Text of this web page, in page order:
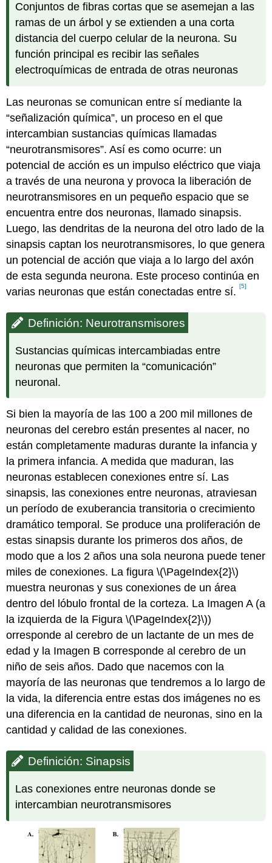
Conjuntos de fibras cortas que se asemejan a las
ramas de un árbol y se extienden a una corta
distancia del cuerpo celular de la neurona. Su
función principal es recibir las señales
electroquímicas de entrada de otras neuronas
Las neuronas se comunican entre sí mediante la
“señalización química”, un proceso en el que
intercambian sustancias químicas llamadas
“neurotransmisores”. Así es como ocurre: un
potencial de acción es un impulso eléctrico que viaja
a través de una neurona y provoca la liberación de
neurotransmisores en un pequeño espacio que se
encuentra entre dos neuronas, llamado sinapsis.
Luego, las dendritas de la neurona del otro lado de la
sinapsis captan los neurotransmisores, lo que genera
un potencial de acción que viaja a lo largo del axón
de esta segunda neurona. Este proceso continúa en
varias neuronas que están conectadas entre sí.[5]
Definición: Neurotransmisores
Sustancias químicas intercambiadas entre
neuronas que permiten la “comunicación”
neuronal.
Si bien la mayoría de las 100 a 200 mil millones de
neuronas del cerebro están presentes al nacer, no
están completamente maduras durante la infancia y
la primera infancia. A medida que maduran, las
neuronas establecen conexiones entre sí. Las
sinapsis, las conexiones entre neuronas, atraviesan
un período de exuberancia transitoria o crecimiento
dramático temporal. Se produce una proliferación de
estas sinapsis durante los primeros dos años, de
modo que a los 2 años una sola neurona puede tener
miles de conexiones. La figura \(\PageIndex{2}\)
muestra neuronas y sus conexiones de un área
dentro del lóbulo frontal de la corteza. La Imagen A (a
la izquierda de la Figura \(\PageIndex{2}\))
orresponde al cerebro de un lactante de un mes de
edad y la Imagen B corresponde al cerebro de un
niño de seis años. Dado que nacemos con la
mayoría de las neuronas que tendremos a lo largo de
la vida, la diferencia entre estas dos imágenes no es
una diferencia en la cantidad de neuronas, sino en la
cantidad y calidad de las conexiones.
Definición: Sinapsis
Las conexiones entre neuronas donde se
intercambian neurotransmisores